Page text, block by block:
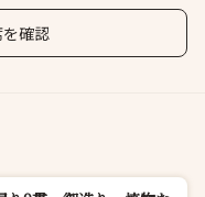
確認